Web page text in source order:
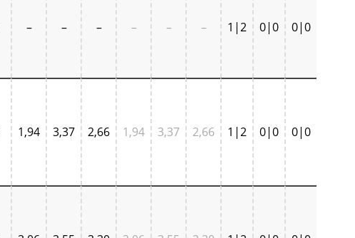
– – – – – – 1|2 0|0 0|0
1,94 3,37 2,66 1,94 3,37 2,66 1|2 0|0 0|0